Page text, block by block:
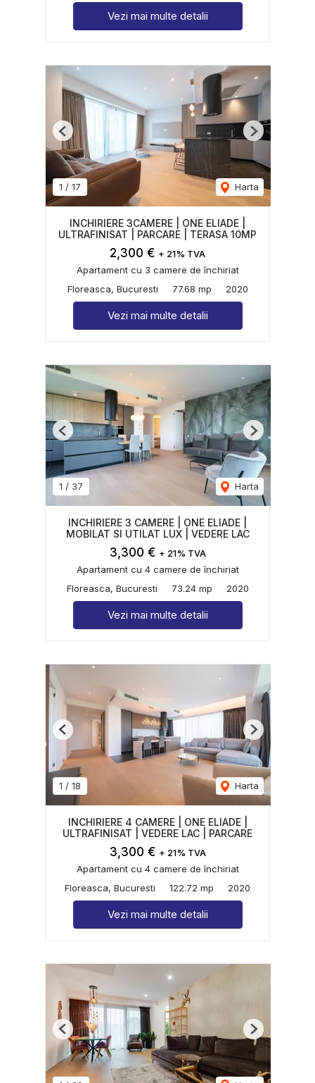
Vezi mai multe detalii
1 / 17 Harta
Previous Next
INCHIRIERE 3CAMERE | ONE ELIADE |
ULTRAFINISAT | PARCARE | TERASA 10MP
2,300 € + 21% TVA
Apartament cu 3 camere de închiriat
Floreasca, Bucuresti
77.68 mp 2020
Vezi mai multe detalii
1 / 37 Harta
Previous Next
INCHIRIERE 3 CAMERE | ONE ELIADE |
MOBILAT SI UTILAT LUX | VEDERE LAC
3,300 € + 21% TVA
Apartament cu 4 camere de închiriat
Floreasca, Bucuresti
73.24 mp 2020
Vezi mai multe detalii
1 / 18 Harta
Previous Next
INCHIRIERE 4 CAMERE | ONE ELIADE |
ULTRAFINISAT | VEDERE LAC | PARCARE
3,300 € + 21% TVA
Apartament cu 4 camere de închiriat
Floreasca, Bucuresti
122.72 mp 2020
Vezi mai multe detalii
Previous Next